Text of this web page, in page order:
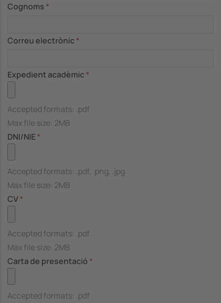
Cognoms
Correu electrònic
Expedient acadèmic
Accepted formats: .pdf
Max file size: 2MB
DNI/NIE
Accepted formats: .pdf, .png, .jpg
Max file size: 2MB
CV
Accepted formats: .pdf
Max file size: 2MB
Carta de presentació
Accepted formats: .pdf